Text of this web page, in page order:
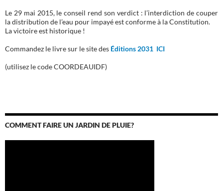
Le 29 mai 2015, le conseil rend son verdict : l’interdiction de couper
la distribution de l’eau pour impayé est conforme à la Constitution.
La victoire est historique !
Commandez le livre sur le site des Éditions 2031 ICI
(utilisez le code COORDEAUIDF)
COMMENT FAIRE UN JARDIN DE PLUIE?